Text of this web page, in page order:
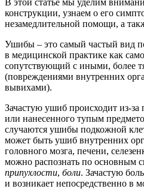
В этой статье мы уделим
конструкции, узнаем о его
незамедлительной помощи, а
Ушибы – это самый частый вид
в медицинской практике как
сопутствующий с иными, более
(повреждениями внутренних
вывихами).
Зачастую ушиб происходит из-
или нанесенного тупым
случаются ушибы подкожной
может быть ушиб внутренних
головного мозга, печени,
можно распознать по основным
припухлости, боли. Зачастую
и возникает непосредственно в